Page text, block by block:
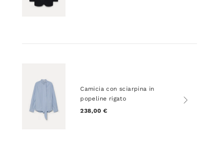
Camicia con sciarpina in
popeline rigato
238,00 €